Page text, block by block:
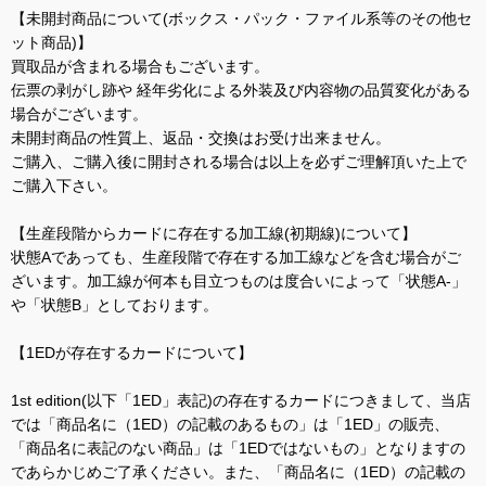
【未開封商品について(ボックス・パック・ファイル系等のその他セ
ット商品)】
買取品が含まれる場合もございます。
伝票の剥がし跡や 経年劣化による外装及び内容物の品質変化がある
場合がございます。
未開封商品の性質上、返品・交換はお受け出来ません。
ご購入、ご購入後に開封される場合は以上を必ずご理解頂いた上で
ご購入下さい。
【生産段階からカードに存在する加工線(初期線)について】
状態Aであっても、生産段階で存在する加工線などを含む場合がご
ざいます。加工線が何本も目立つものは度合いによって「状態A-」
や「状態B」としております。
【1EDが存在するカードについて】
1st edition(以下「1ED」表記)の存在するカードにつきまして、当店
では「商品名に（1ED）の記載のあるもの」は「1ED」の販売、
「商品名に表記のない商品」は「1EDではないもの」となりますの
であらかじめご了承ください。また、「商品名に（1ED）の記載の